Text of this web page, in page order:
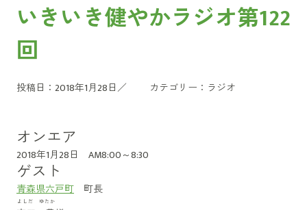
いきいき健やかラジオ第122
回
投稿日：2018年1月28日／ カテゴリー： ラジオ
オンエア
2018年1月28日 AM8:00～8:30
ゲスト
青森県六戸町 町長
よしだ ゆたか